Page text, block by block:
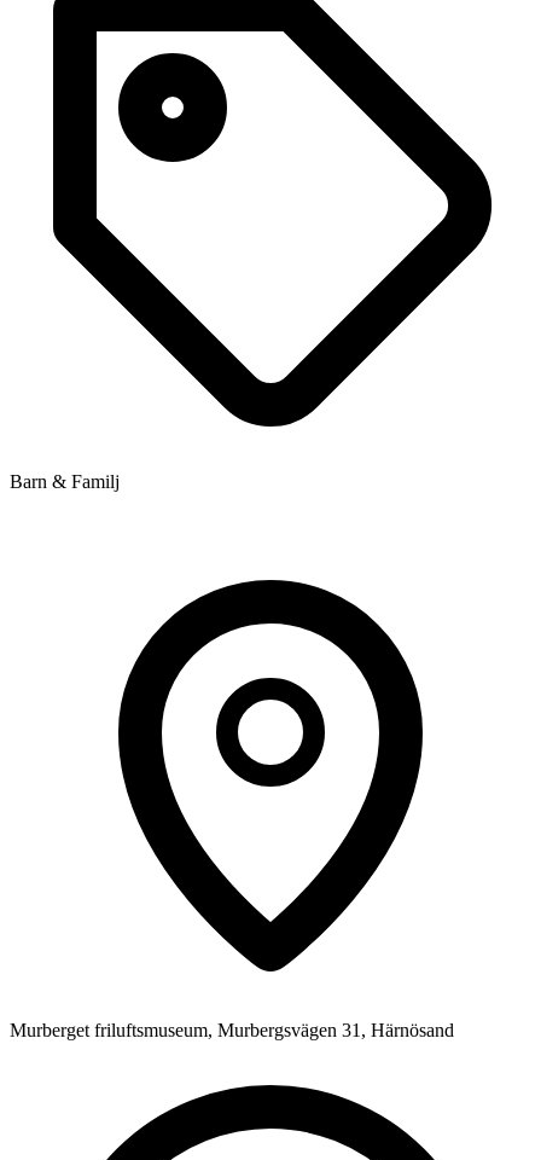
Barn & Familj
Murberget friluftsmuseum, Murbergsvägen 31, Härnösand